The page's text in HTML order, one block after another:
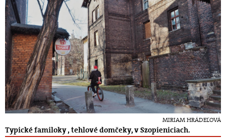
MIRIAM HRÁDEĽOVÁ
Typické familoky , tehlové domčeky, v Szopieniciach.